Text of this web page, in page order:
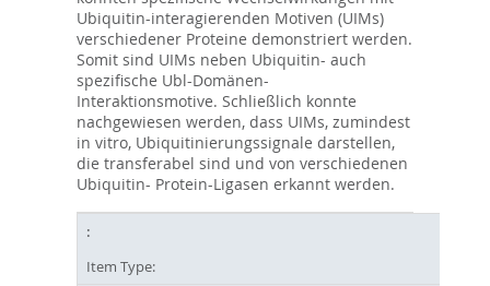
Ubiquitin-interagierenden Motiven (UIMs)
verschiedener Proteine demonstriert werden.
Somit sind UIMs neben Ubiquitin- auch
spezifische Ubl-Domänen-
Interaktionsmotive. Schließlich konnte
nachgewiesen werden, dass UIMs, zumindest
in vitro, Ubiquitinierungssignale darstellen,
die transferabel sind und von verschiedenen
Ubiquitin- Protein-Ligasen erkannt werden.
Item Type: